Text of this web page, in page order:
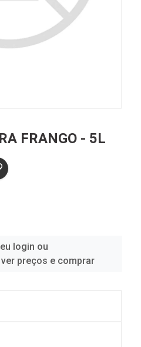
FRANGO - 5L
login ou
preços e comprar